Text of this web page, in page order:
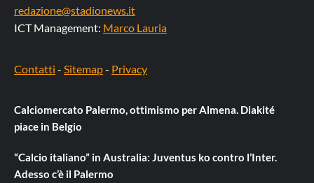
redazione@stadionews.it
ICT Management: Marco Lauria
Contatti - Sitemap- Privacy
Calciomercato Palermo, ottimismo per Almena. Diakité
piace in Belgio
“Calcio italiano” in Australia: Juventus ko contro l’Inter.
Adesso c’è il Palermo